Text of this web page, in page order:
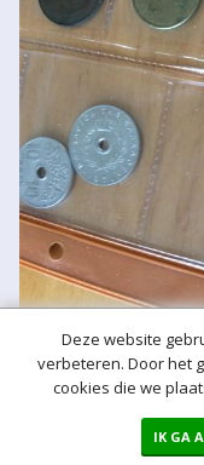
Meer hulp bij het
Deze website
verbeteren. Door het
cookies die we
IK GA